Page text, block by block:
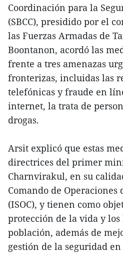
Coordinación para la
(SBCC), presidido por el
las Fuerzas Armadas de
Boontanon, acordó las
frente a tres amenazas
fronterizas, incluidas las
telefónicas y fraude en
internet, la trata de
drogas.
Arsit explicó que estas
directrices del primer
Charnvirakul, en su
Comando de
(ISOC), y tienen como
protección de la vida y los
población, además de
gestión de la seguridad